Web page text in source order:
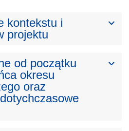
kontekstu i
projektu
od początku
okresu
oraz